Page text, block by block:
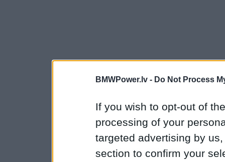
BMWPower.lv - Do Not Process
If you wish to opt-out of
processing of your
targeted advertising by
section to confirm your